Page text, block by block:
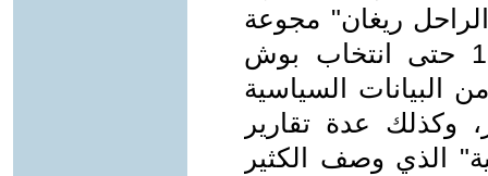
ريغان" مجوعة
أغلبها من النيوكونز،.ومنذ عام 1997 حتى انتخاب بوش
البيانات السياسية
وكذلك عدة تقارير
الذي وصف الكثير